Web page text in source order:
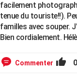
facilement
tenue du touriste!!).
familles avec souper.
Bien cordialement.
Commenter 0